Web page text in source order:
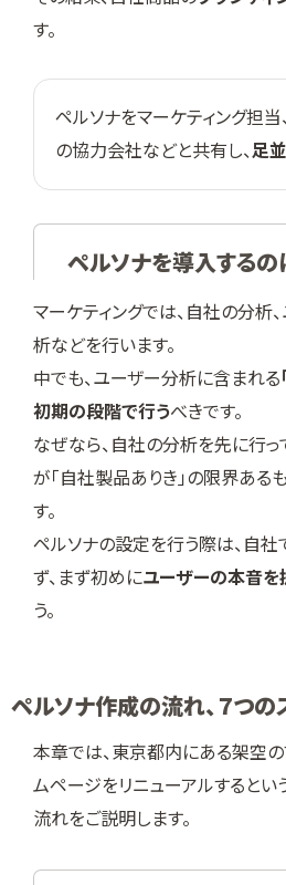
す。
ペルソナをマーケティング担
の協力会社などと共有し、 足
ペルソナを導入するの
マーケティングでは、自社の分析
析などを行います。
中でも、ユーザー分析に含まれる
初期の段階で行うべきです。
なぜなら、自社の分析を先に行っ
が「自社製品ありき」の限界ある
す。
ペルソナの設定を行う際は、自
ず、まず初めにユーザーの本音を
う。
ペルソナ作成の流れ、７つの
本章では、東京都内にある架空
ムページをリニューアルするとい
流れをご説明します。